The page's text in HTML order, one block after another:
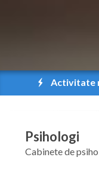
Activitate
Psihologi
Cabinete de